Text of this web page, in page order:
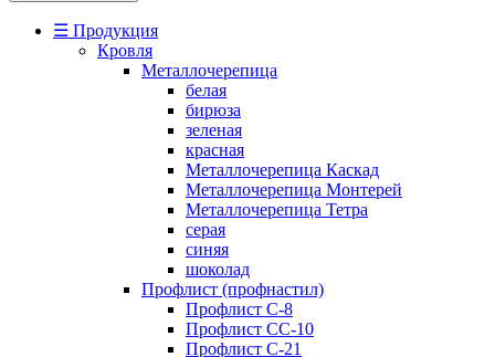
☰ Продукция
Кровля
Металлочерепица
белая
бирюза
зеленая
красная
Металлочерепица Каскад
Металлочерепица Монтерей
Металлочерепица Тетра
серая
синяя
шоколад
Профлист (профнастил)
Профлист С-8
Профлист СС-10
Профлист C-21